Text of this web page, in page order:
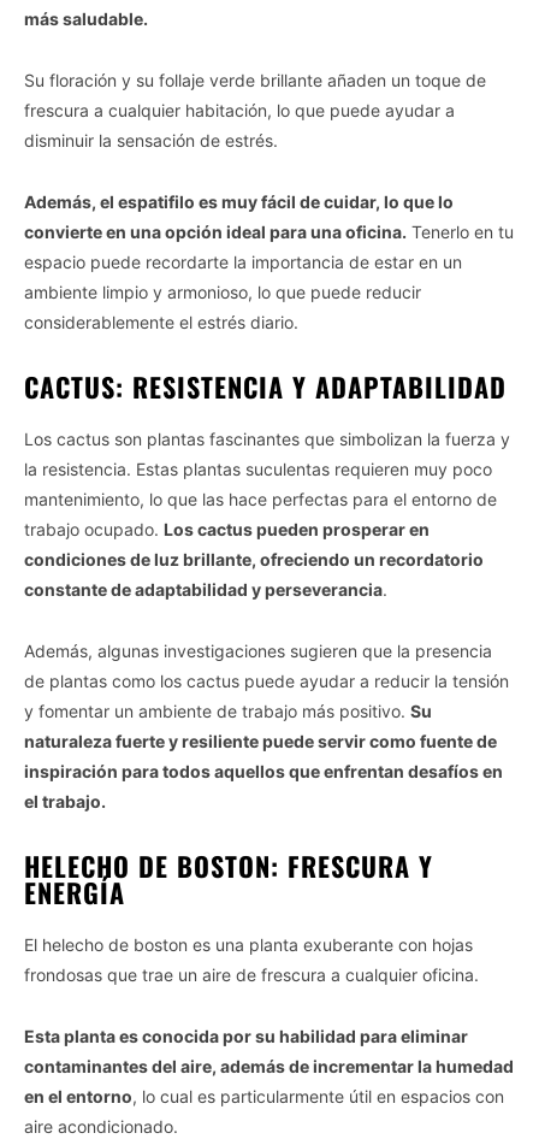
más saludable.
Su floración y su follaje verde brillante añaden un toque de
frescura a cualquier habitación, lo que puede ayudar a
disminuir la sensación de estrés.
Además, el espatifilo es muy fácil de cuidar, lo que lo
convierte en una opción ideal para una oficina. Tenerlo en tu
espacio puede recordarte la importancia de estar en un
ambiente limpio y armonioso, lo que puede reducir
considerablemente el estrés diario.
CACTUS: RESISTENCIA Y ADAPTABILIDAD
Los cactus son plantas fascinantes que simbolizan la fuerza y
la resistencia. Estas plantas suculentas requieren muy poco
mantenimiento, lo que las hace perfectas para el entorno de
trabajo ocupado. Los cactus pueden prosperar en
condiciones de luz brillante, ofreciendo un recordatorio
constante de adaptabilidad y perseverancia.
Además, algunas investigaciones sugieren que la presencia
de plantas como los cactus puede ayudar a reducir la tensión
y fomentar un ambiente de trabajo más positivo. Su
naturaleza fuerte y resiliente puede servir como fuente de
inspiración para todos aquellos que enfrentan desafíos en
el trabajo.
HELECHO DE BOSTON: FRESCURA Y
ENERGÍA
El helecho de boston es una planta exuberante con hojas
frondosas que trae un aire de frescura a cualquier oficina.
Esta planta es conocida por su habilidad para eliminar
contaminantes del aire, además de incrementar la humedad
en el entorno, lo cual es particularmente útil en espacios con
aire acondicionado.